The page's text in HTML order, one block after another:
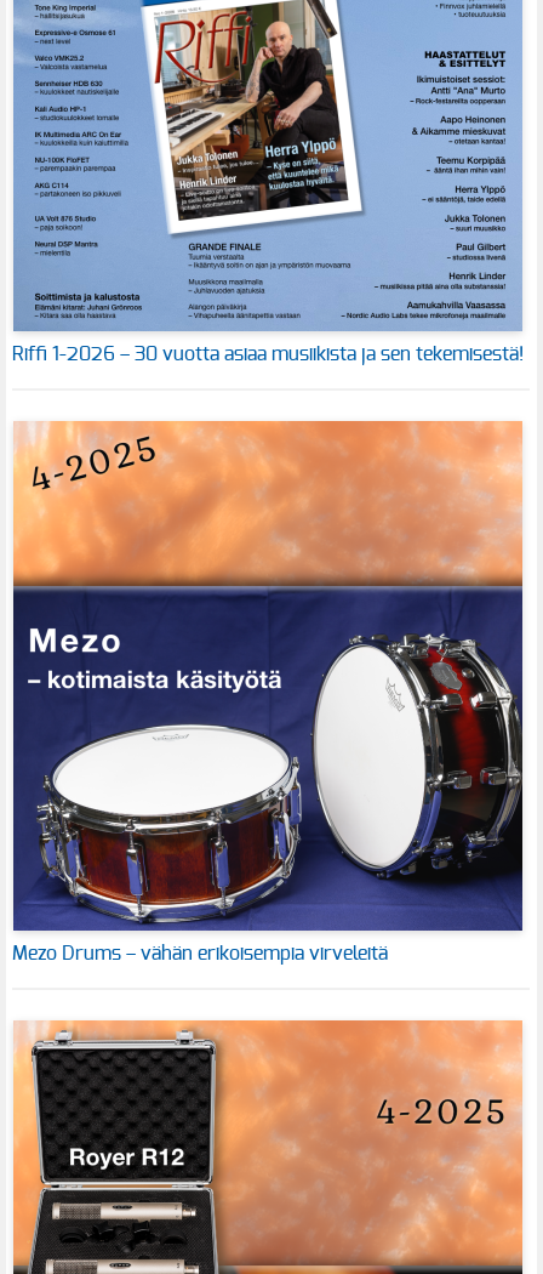
Riffi 1-2026 – 30 vuotta asiaa musiikista ja sen tekemisestä!
Mezo Drums – vähän erikoisempia virveleitä